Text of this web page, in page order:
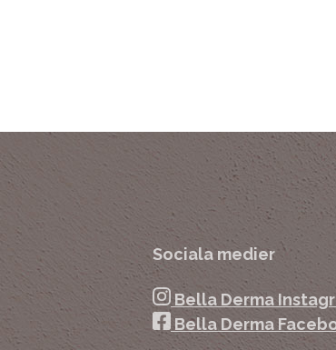
Sociala medier
Bella Derma
Bella Derma